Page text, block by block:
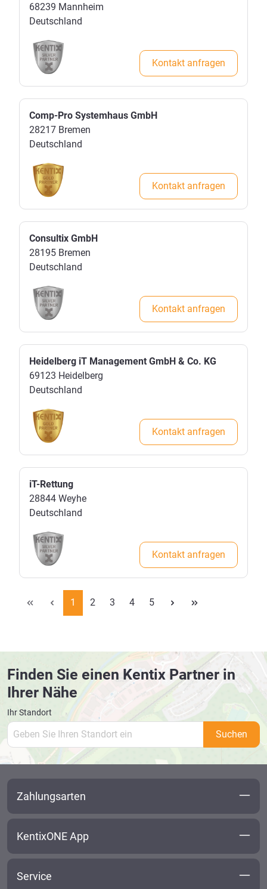
68239 Mannheim
Deutschland
Kontakt anfragen
Comp-Pro Systemhaus GmbH
28217 Bremen
Deutschland
Kontakt anfragen
Consultix GmbH
28195 Bremen
Deutschland
Kontakt anfragen
Heidelberg iT Management GmbH & Co. KG
69123 Heidelberg
Deutschland
Kontakt anfragen
iT-Rettung
28844 Weyhe
Deutschland
Kontakt anfragen
1 2 3 4 5
Finden Sie einen Kentix Partner in
Ihrer Nähe
Ihr Standort
Suchen
Zahlungsarten
KentixONE App
Service